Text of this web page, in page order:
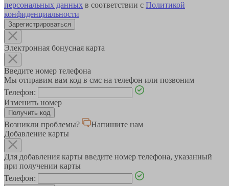
персональных данных в соответствии с Политикой
конфиденциальности
Зарегистрироваться
Электронная бонусная карта
Введите номер телефона
Мы отправим вам код в смс на телефон или позвоним
Телефон:
Изменить номер
Возникли проблемы?
Напишите нам
Добавление карты
Для добавления карты введите номер телефона, указанный
при получении карты
Телефон: